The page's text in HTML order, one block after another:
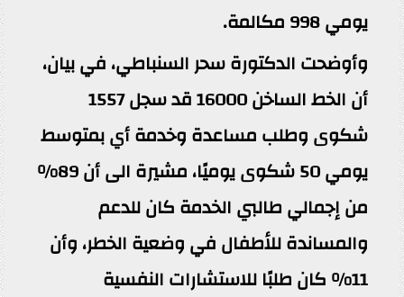
يومي 998 مكالمة.
وأوضحت الدكتورة سحر السنباطي، في بيان،
أن الخط الساخن 16000 قد سجل 1557
شكوى وطلب مساعدة وخدمة أي بمتوسط
يومي 50 شكوى يوميًا، مشيرة الى أن 89%
من إجمالي طالبي الخدمة كان للدعم
والمساندة للأطفال في وضعية الخطر، وأن
11% كان طلبًا للاستشارات النفسية